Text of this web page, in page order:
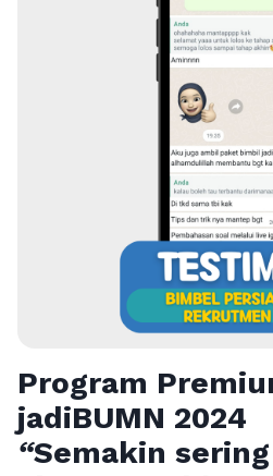
Program
jadiBUMN 2024
“Semakin